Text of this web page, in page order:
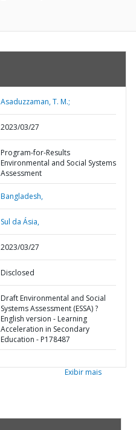
Asaduzzaman, T. M.;
2023/03/27
Program-for-Results
Environmental and Social Systems
Assessment
Bangladesh,
Sul da Ásia,
2023/03/27
Disclosed
Draft Environmental and Social
Systems Assessment (ESSA) ?
English version - Learning
Acceleration in Secondary
Education - P178487
Exibir mais